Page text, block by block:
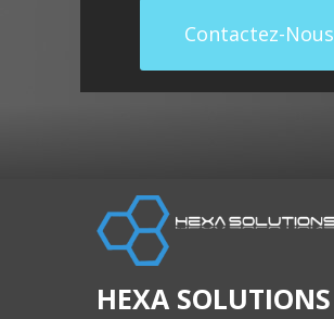
Contactez-Nous
HEXA SOLUTIONS